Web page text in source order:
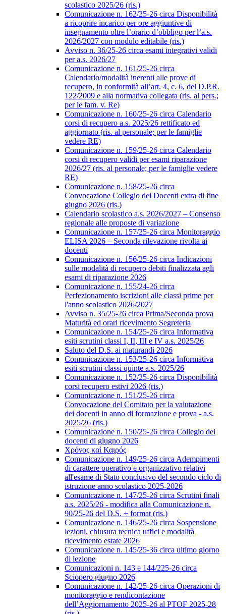
scolastico 2025/26 (ris.)
Comunicazione n. 162/25-26 circa Disponibilità
a ricoprire incarico per ore aggiuntive di
insegnamento oltre l’orario d’obbligo per l’a.s.
2026/2027 con modulo editabile (ris.)
Avviso n. 36/25-26 circa esami integrativi validi
per a.s. 2026/27
Comunicazione n. 161/25-26 circa
Calendario/modalità inerenti alle prove di
recupero, in conformità all’art. 4, c. 6, del D.P.R.
122/2009 e alla normativa collegata (ris. al pers.;
per le fam. v. Re)
Comunicazione n. 160/25-26 circa Calendario
corsi di recupero a.s. 2025/26 rettificato ed
aggiornato (ris. al personale; per le famiglie
vedere RE)
Comunicazione n. 159/25-26 circa Calendario
corsi di recupero validi per esami riparazione
2026/27 (ris. al personale; per le famiglie vedere
RE)
Comunicazione n. 158/25-26 circa
Convocazione Collegio dei Docenti extra di fine
giugno 2026 (ris.)
Calendario scolastico a.s. 2026/2027 – Consenso
regionale alle proposte di variazione
Comunicazione n. 157/25-26 circa Monitoraggio
ELISA 2026 – Seconda rilevazione rivolta ai
docenti
Comunicazione n. 156/25-26 circa Indicazioni
sulle modalità di recupero debiti finalizzata agli
esami di riparazione 2026
Comunicazione n. 155/24-26 circa
Perfezionamento iscrizioni alle classi prime per
l'anno scolastico 2026/2027
Avviso n. 35/25-26 circa Prima/Seconda prova
Maturità ed orari ricevimento Segreteria
Comunicazione n. 154/25-26 circa Informativa
esiti scrutini classi I, II, III e IV a.s. 2025/26
Saluto del D.S. ai maturandi 2026
Comunicazione n. 153/25-26 circa Informativa
esiti scrutini classi quinte a.s. 2025/26
Comunicazione n. 152/25-26 circa Disponibilità
corsi recupero estivi 2026 (ris.)
Comunicazione n. 151/25-26 circa
Convocazione del Comitato per la valutazione
dei docenti in anno di formazione e prova - a.s.
2025/26 (ris.)
Comunicazione n. 150/25-26 circa Collegio dei
docenti di giugno 2026
Χρόνος καὶ Καιρός
Comunicazione n. 149/25-26 circa Adempimenti
di carattere operativo e organizzativo relativi
all'esame di Stato conclusivo del secondo ciclo di
istruzione anno scolastico 2025-2026
Comunicazione n. 147/25-26 circa Scrutini finali
a.s. 2025/26 - modifica alla Comunicazione n.
90/25-26 del D.S. + format (ris.)
Comunicazione n. 146/25-26 circa Sospensione
lezioni, chiusura tecnica uffici e modalità
ricevimento estate 2026
Comunicazione n. 145/25-36 circa ultimo giorno
di lezione
Comunicazioni n. 143 e 144/225-26 circa
Sciopero giugno 2026
Comunicazione n. 142/25-26 circa Operazioni di
monitoraggio e rendicontazione
dell’Aggiornamento 2025-26 al PTOF 2025-28